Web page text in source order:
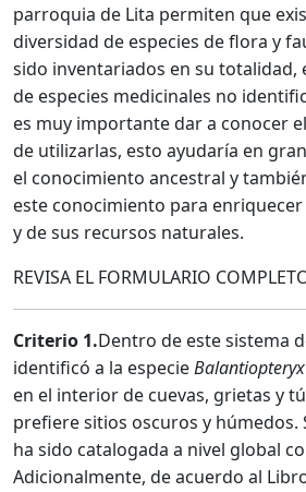
parroquia de Lita permiten que
diversidad de especies de flora y
sido inventariados en su totalidad,
de especies medicinales no
es muy importante dar a conocer
de utilizarlas, esto ayudaría en
el conocimiento ancestral y
este conocimiento para
y de sus recursos naturales.
REVISA EL FORMULARIO
Criterio 1.Dentro de este sistema
identificó a la especie
en el interior de cuevas, grietas y
prefiere sitios oscuros y húmedos.
ha sido catalogada a nivel global
Adicionalmente, de acuerdo al